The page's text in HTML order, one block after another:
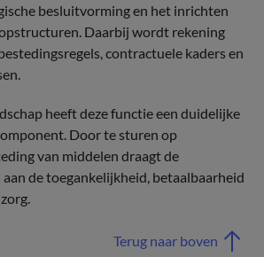
besluitvorming en het inrichten
Daarbij wordt rekening
contractuele kaders en
heeft deze functie een duidelijke
Door te sturen op
van middelen draagt de
de toegankelijkheid, betaalbaarheid
Terug naar boven